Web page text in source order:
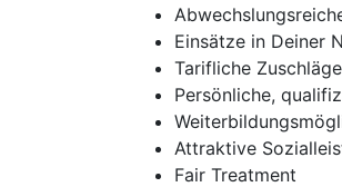
Einsätze in Deiner
Tarifliche
Persönliche,
Attraktive
Fair Treatment